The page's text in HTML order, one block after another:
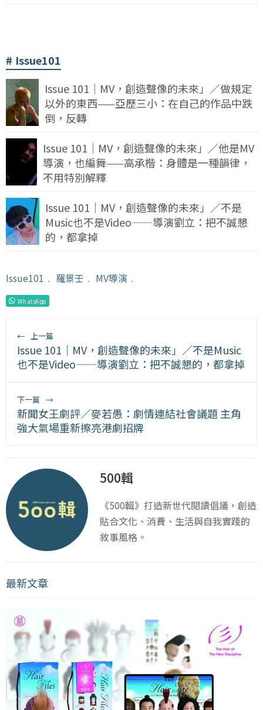
Issue101
Issue 101｜MV，創造聲像的未來」／做規定
以外的東西——亞歷三小：在自己的作品中跌
倒，反轉
Issue 101｜MV，創造聲像的未來」／他是MV
導演，也編舞——高承楷：身體是一種韻律，
不用特別解釋
Issue 101｜MV，創造聲像的未來」／不是
Music也不是Video——導演劉立：把不誠懇
的，都拿掉
Issue101 ﹒ 羅景壬 ﹒ MV導演 ﹒
WhatsApp
← 上一篇
Issue 101｜MV，創造聲像的未來」／不是Music
也不是Video——導演劉立：把不誠懇的，都拿掉
下一篇 →
新聞女王劇評／麥若愚：劇情連結社會議題 主角
強大氣場重新擦亮港劇招牌
500輯
《500輯》打造新世代閱讀倡議，創造
貼合文化、消費、生活與自我實踐的
敘事風格。
最新文章